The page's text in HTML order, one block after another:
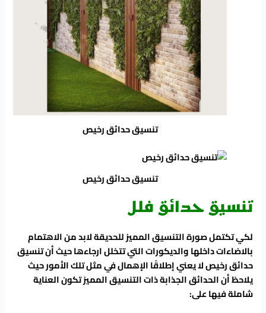
تنسيق حدائق رخيص
تنسيق حدائق رخيص
تنسيق حدائق فلل
لكي تكتمل صورة التنسيق المميز للحديقة لابد من الاهتمام
بالاضاءات داخلها والديكورات التي تتخلل ارجاءها حيث أن تنسيق
حدائق رخيص لا يعني إطلاقًا الإهمال في مثل تلك الأمور حيث
يلاحظ أن الحدائق الجذابة ذات التنسيق المميز تكون العناية
شاملة فيها على: